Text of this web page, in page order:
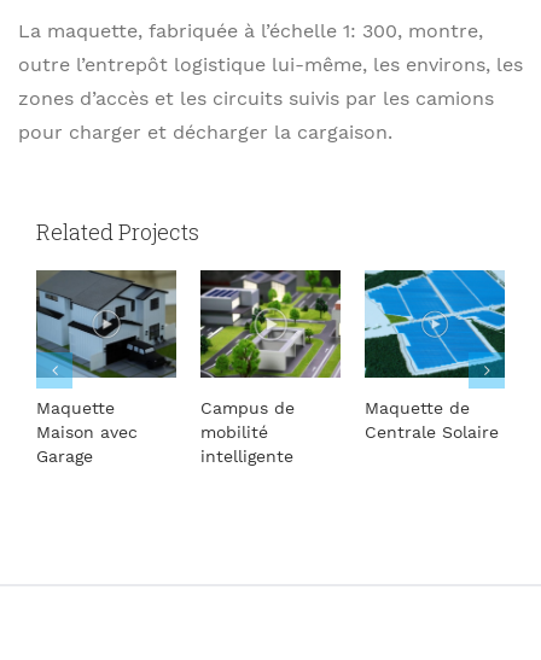
La maquette, fabriquée à l’échelle 1: 300, montre,
outre l’entrepôt logistique lui-même, les environs, les
zones d’accès et les circuits suivis par les camions
pour charger et décharger la cargaison.
Related Projects
Maquette
Maison avec
Garage
Campus de
mobilité
intelligente
Maquette de
Centrale Solaire